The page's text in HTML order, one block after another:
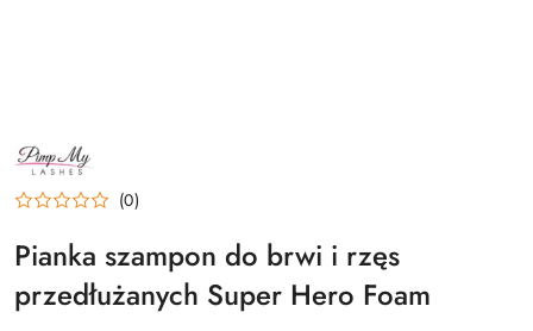
NAZWA
PRODUCENTA:
(0)
Pianka szampon do brwi i rzęs
przedłużanych Super Hero Foam